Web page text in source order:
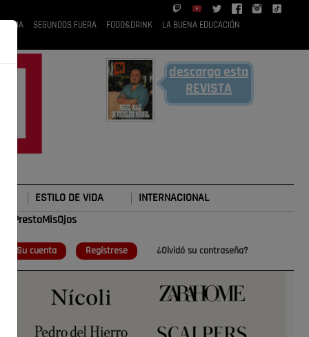
RUBIA SEGUNDOS FUERA FOOD&DRINK
LA BUENA EDUCACIÓN
descarga esta
REVISTA
ESTILO DE VIDA INTERNACIONAL
#TePrestoMisOjos
Su cuenta Regístrese ¿Olvidó su contraseña?